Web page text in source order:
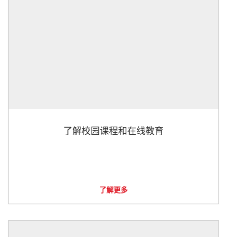
了解校园课程和在线教育
了解更多